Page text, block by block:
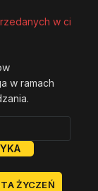
w ciągu
w ramach
ŻYCZEŃ